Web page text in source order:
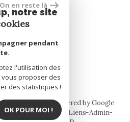
réalisé par
| Traduction powered by Google
Nos honoraires Liens Admin
On en reste là
notre site
pendant
l'utilisation des
proposer des
des statistiques !
OK POUR MOI !